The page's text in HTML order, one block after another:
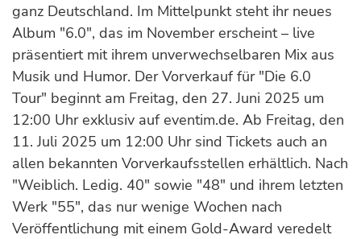
ganz Deutschland. Im Mittelpunkt steht ihr neues
Album "6.0", das im November erscheint – live
präsentiert mit ihrem unverwechselbaren Mix aus
Musik und Humor. Der Vorverkauf für "Die 6.0
Tour" beginnt am Freitag, den 27. Juni 2025 um
12:00 Uhr exklusiv auf eventim.de. Ab Freitag, den
11. Juli 2025 um 12:00 Uhr sind Tickets auch an
allen bekannten Vorverkaufsstellen erhältlich. Nach
"Weiblich. Ledig. 40" sowie "48" und ihrem letzten
Werk "55", das nur wenige Wochen nach
Veröffentlichung mit einem Gold-Award veredelt